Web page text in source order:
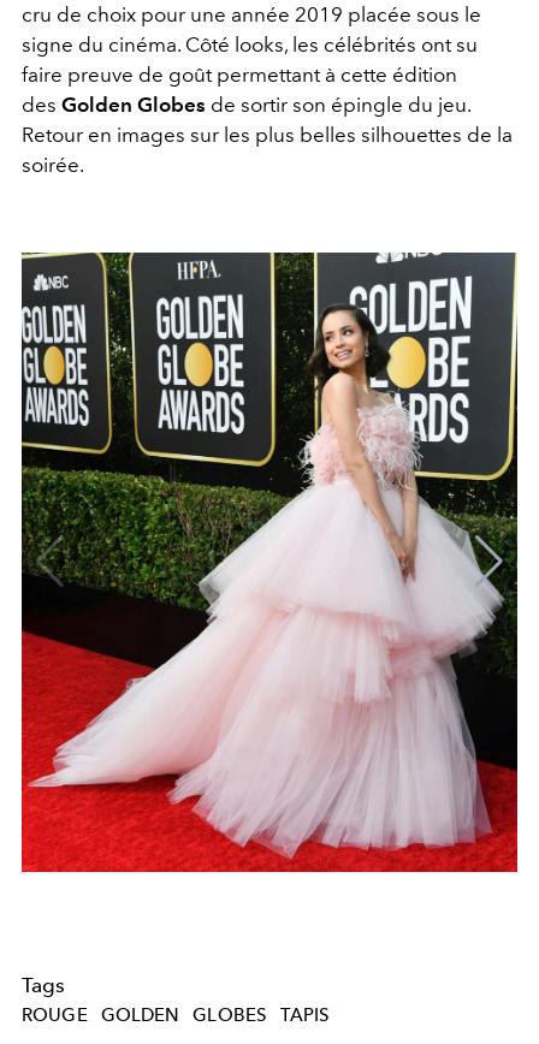
cru de choix pour une année 2019 placée sous le
signe du cinéma. Côté looks, les célébrités ont su
faire preuve de goût permettant à cette édition
des Golden Globes de sortir son épingle du jeu.
Retour en images sur les plus belles silhouettes de la
soirée.
Tags
ROUGE GOLDEN GLOBES TAPIS